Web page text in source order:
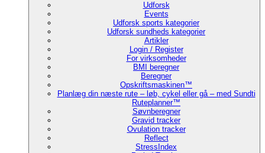
Udforsk
Events
Udforsk sports kategorier
Udforsk sundheds kategorier
Artikler
Login / Register
For virksomheder
BMI beregner
Beregner
Opskriftsmaskinen™
Planlæg din næste rute – løb, cykel eller gå – med Sundti
Ruteplanner™
Søvnberegner
Gravid tracker
Ovulation tracker
Reflect
StressIndex